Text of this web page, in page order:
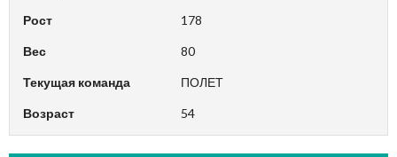
Рост 178
Вес 80
Текущая команда ПОЛЕТ
Возраст 54